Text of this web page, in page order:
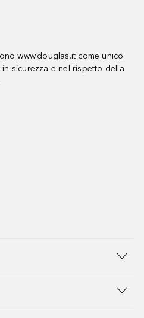
www.douglas.it come unico
sicurezza e nel rispetto della